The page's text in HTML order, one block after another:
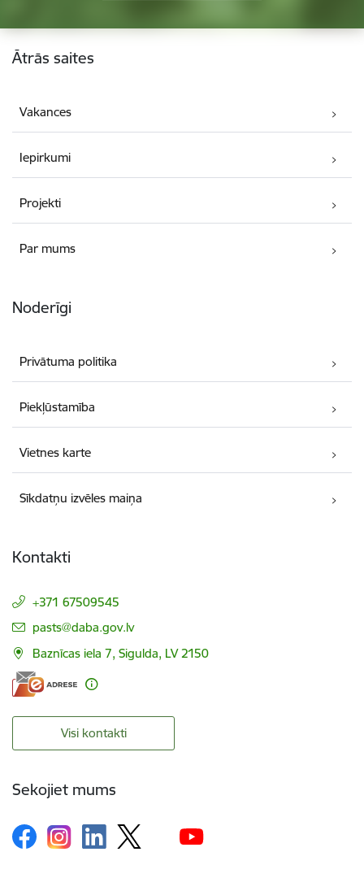
Kājene
Ātrās saites
Vakances
Iepirkumi
Projekti
Par mums
Noderīgi
Privātuma politika
Piekļūstamība
Vietnes karte
Sīkdatņu izvēles maiņa
Kontakti
+371 67509545
E-pasts:
pasts@daba.gov.lv
Baznīcas iela 7, Sigulda, LV 2150
Visi kontakti
Sekojiet mums